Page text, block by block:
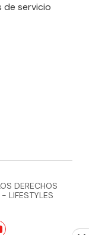
de servicio
DERECHOS
LIFESTYLES